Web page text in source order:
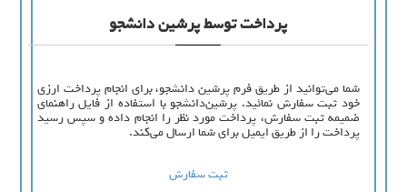
پرداخت توسط پرشین دانشجو
شما می‌توانید از طریق فرم پرشین دانشجو، برای انجام پرداخت ارزی
خود ثبت سفارش نمائید. پرشین‌دانشجو با استفاده از فایل راهنمای
ضمیمه ثبت سفارش، پرداخت مورد نظر را انجام داده و سپس رسید
پرداخت را از طریق ایمیل برای شما ارسال می‌کند.
ثبت سفارش